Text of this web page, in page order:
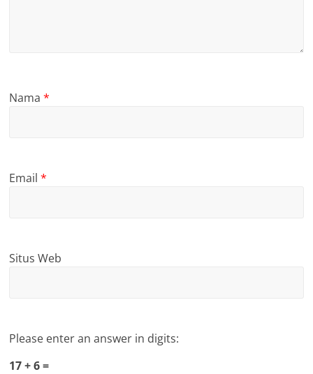
Nama*
Email*
Situs Web
Please enter an answer in digits:
17 + 6 =